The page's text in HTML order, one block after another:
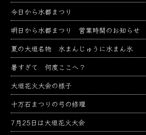
今日から水都まつり
明日から水都まつり 営業時間のお知らせ
夏の大垣名物 水まんじゅうに水まん氷
暑すぎて 何度ここへ？
大垣花火大会の様子
十万石まつりの弓の修理
7月25日は大垣花火大会